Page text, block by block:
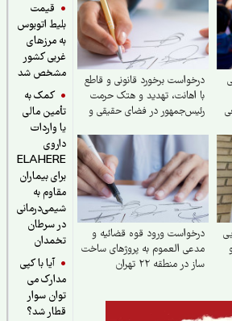
قیمت
بلیط اتوبوس
به مرزهای
غربی کشور
مشخص شد
کمک به
تأمین مالی
یا واردات
داروی
ELAHERE
برای بیماران
مقاوم به
شیمی‌درمانی
در سرطان
تخمدان
آیا با کپی
مدارک می
توان سوار
قطار شد؟
درخواست برخورد قانونی و قاطع
با اهانت، تهدید و هتک حرمت
رئیس‌جمهور در فضای حقیقی و
درخواست ورود قوه قضائیه و
مدعی العموم به پروژهای ساخت
ساز در منطقه ۲۲ تهران